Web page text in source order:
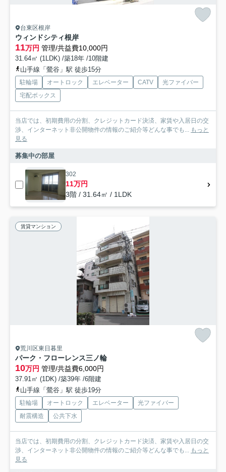
台東区根岸
ウィンドシティ根岸
11万円 管理/共益費10,000円
31.64㎡ (1LDK) /築18年 /10階建
山手線「鶯谷」駅 徒歩15分
駐輪場 オートロック エレベーター CATV
光ファイバー
宅配ボックス
当店では、初期費用の分割、クレジットカード決済、家賃や入居日の交
渉、インターネット非公開物件の情報のご紹介等どんな事でも... もっと
見る
募集中の部屋
302
11万円
3階 / 31.64㎡ / 1LDK
賃貸マンション
荒川区東日暮里
パーク・フローレンス三ノ輪
10万円 管理/共益費6,000円
37.91㎡ (1DK) /築39年 /6階建
山手線「鶯谷」駅 徒歩19分
駐輪場 オートロック エレベーター
光ファイバー
耐震構造
公共下水
当店では、初期費用の分割、クレジットカード決済、家賃や入居日の交
渉、インターネット非公開物件の情報のご紹介等どんな事でも... もっと
見る